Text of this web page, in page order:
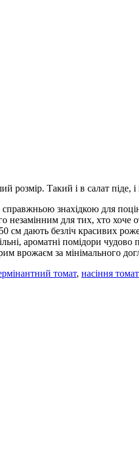
розмір. Такий і в салат піде,
знахідкою для
незамінним для тих, хто
см дають безліч красивих
ароматні помідори
врожаєм за мінімального
томат, насіння